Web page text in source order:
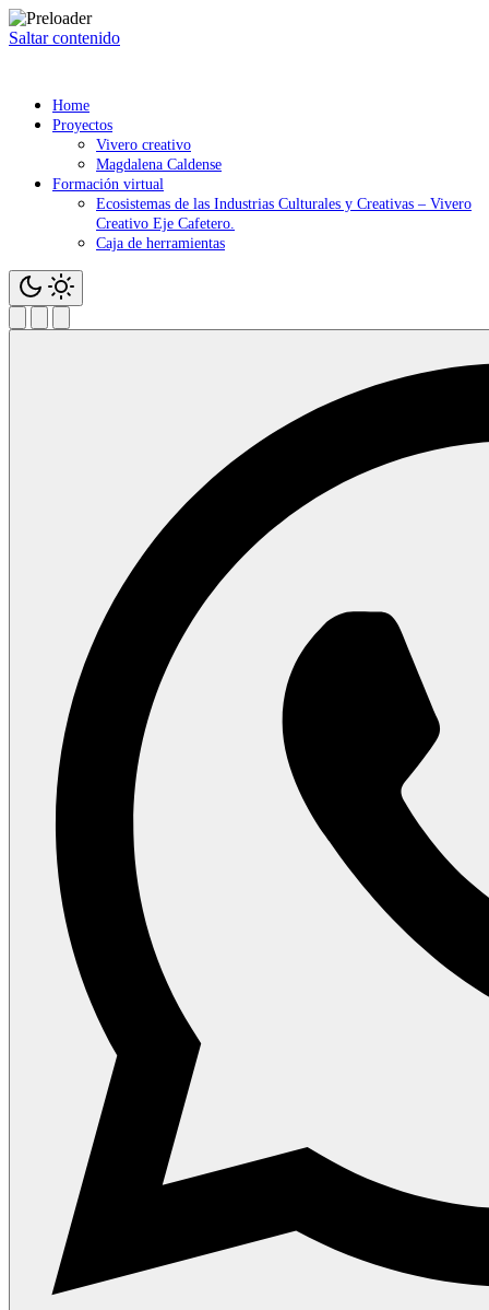
Saltar contenido
Home
Proyectos
Vivero creativo
Magdalena Caldense
Formación virtual
Ecosistemas de las Industrias Culturales y Creativas – Vivero
Creativo Eje Cafetero.
Caja de herramientas